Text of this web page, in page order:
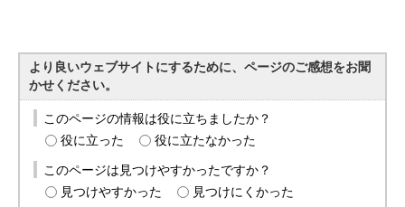
より良いウェブサイトにするために、ページのご感想をお聞
かせください。
このページの情報は役に立ちましたか？
役に立った
役に立たなかった
このページは見つけやすかったですか？
見つけやすかった
見つけにくかった